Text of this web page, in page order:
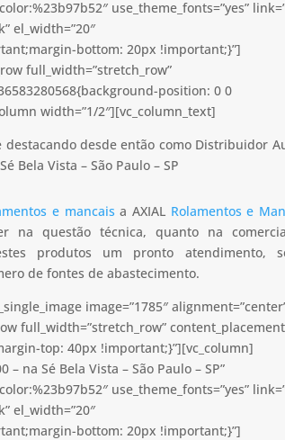
use_theme_fonts=”yes”
el_width=”20″
bottom: 20px !important;}”]
full_width=”stretch_row”
position: 0 0
width=”1/2″][vc_column_text]
destacando desde então como Distribuidor
Bela Vista – São Paulo – SP
e mancais a AXIAL Rolamentos e
na questão técnica, quanto na
produtos um pronto atendimento,
de fontes de abastecimento.
image=”1785″
full_width=”stretch_row”
top: 40px !important;}”][vc_column]
na Sé Bela Vista – São Paulo – SP”
use_theme_fonts=”yes”
el_width=”20″
bottom: 20px !important;}”]